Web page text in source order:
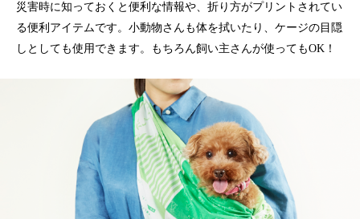
災害時に知っておくと便利な情報や、折り方がプリントされてい
る便利アイテムです。小動物さんも体を拭いたり、ケージの目隠
しとしても使用できます。もちろん飼い主さんが使ってもOK！